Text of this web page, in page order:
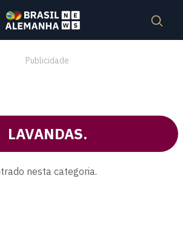
Publicidade
LAVANDAS.
nesta categoria.